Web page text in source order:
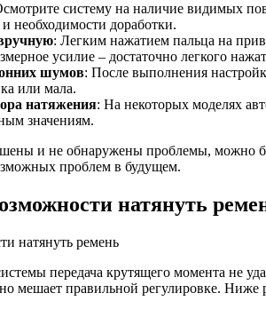
систему на наличие видимых
необходимости доработки.
: Легким нажатием пальца на
усилие – достаточно легкого
шумов: После выполнения
или мала.
натяжения: На некоторых моделях
значениям.
и не обнаружены проблемы, можно
проблем в будущем.
натянуть
передача крутящего момента не
мешает правильной регулировке.